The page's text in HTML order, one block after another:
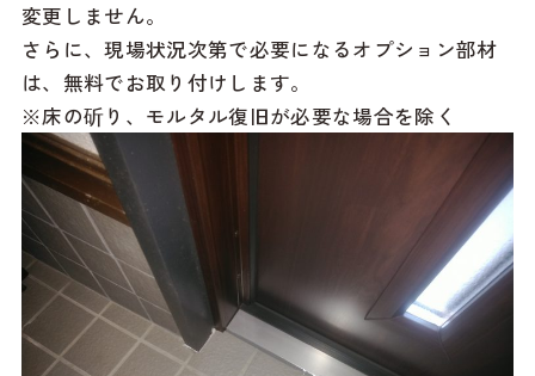
変更しません。
さらに、現場状況次第で必要になるオプション部材
は、無料でお取り付けします。
※床の斫り、モルタル復旧が必要な場合を除く